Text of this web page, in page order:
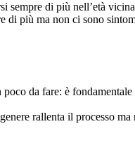
sempre di più nell’età
più ma non ci sono
da fare: è
rallenta il processo